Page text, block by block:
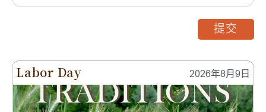
Labor Day 2026年8月9日
提交